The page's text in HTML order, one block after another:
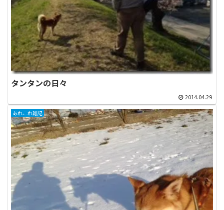
タンタンの日々
2014.04.29
あれこれ雑記